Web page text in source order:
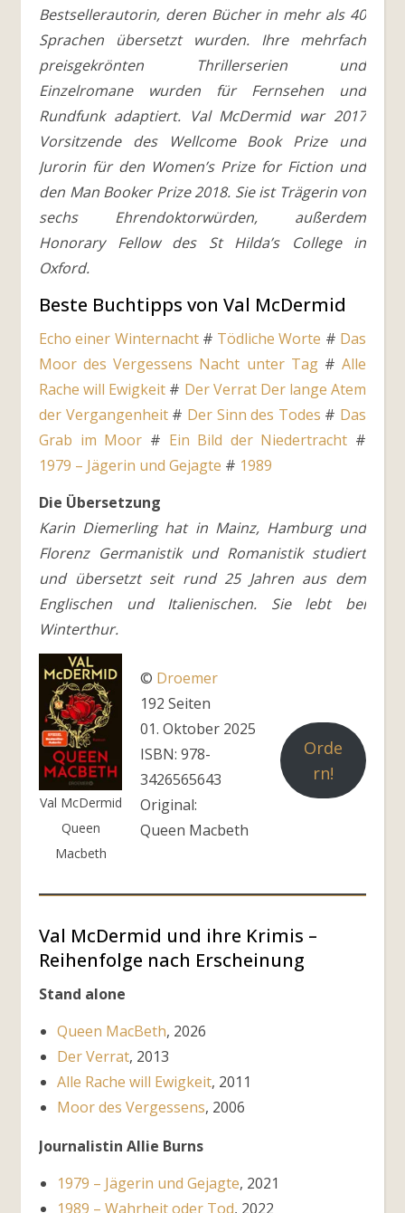
Bestsellerautorin, deren Bücher in mehr als 40
Sprachen übersetzt wurden. Ihre mehrfach
preisgekrönten Thrillerserien und
Einzelromane wurden für Fernsehen und
Rundfunk adaptiert. Val McDermid war 2017
Vorsitzende des Wellcome Book Prize und
Jurorin für den Women’s Prize for Fiction und
den Man Booker Prize 2018. Sie ist Trägerin von
sechs Ehrendoktorwürden, außerdem
Honorary Fellow des St Hilda’s College in
Oxford.
Beste Buchtipps von Val McDermid
Echo einer Winternacht# Tödliche Worte # Das
Moor des Vergessens Nacht unter Tag#Alle
Rache will Ewigkeit # Der Verrat Der lange Atem
der Vergangenheit# Der Sinn des Todes # Das
Grab im Moor # Ein Bild der Niedertracht #
1979 – Jägerin und Gejagte # 1989
Die Übersetzung
Karin Diemerling hat in Mainz, Hamburg und
Florenz Germanistik und Romanistik studiert
und übersetzt seit rund 25 Jahren aus dem
Englischen und Italienischen. Sie lebt bei
Winterthur.
Val McDermid
Queen
Macbeth
© Droemer
192 Seiten
01. Oktober 2025
ISBN: 978-
3426565643
Original:
Queen Macbeth
Orde
rn!
Val McDermid und ihre Krimis –
Reihenfolge nach Erscheinung
Stand alone
Queen MacBeth, 2026
Der Verrat, 2013
Alle Rache will Ewigkeit, 2011
Moor des Vergessens, 2006
Journalistin Allie Burns
1979 – Jägerin und Gejagte, 2021
1989 – Wahrheit oder Tod, 2022